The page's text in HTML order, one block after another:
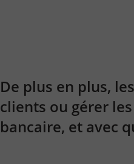
De plus en plus,
clients ou gérer
bancaire, et avec